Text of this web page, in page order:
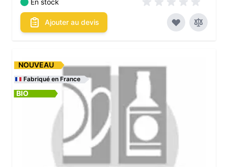
En stock
Ajouter au devis
NOUVEAU
Fabriqué en France
BIO
Les conditionnements disponibles :